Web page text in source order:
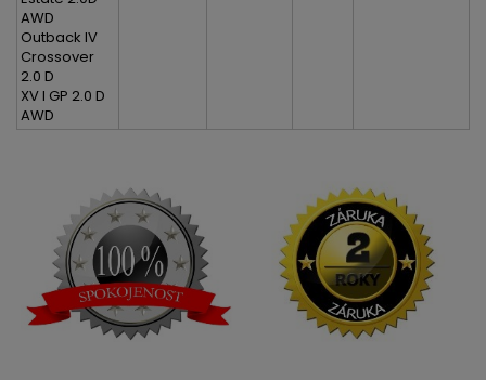
AWD
Outback IV
Crossover
2.0 D
XV I GP 2.0 D
AWD